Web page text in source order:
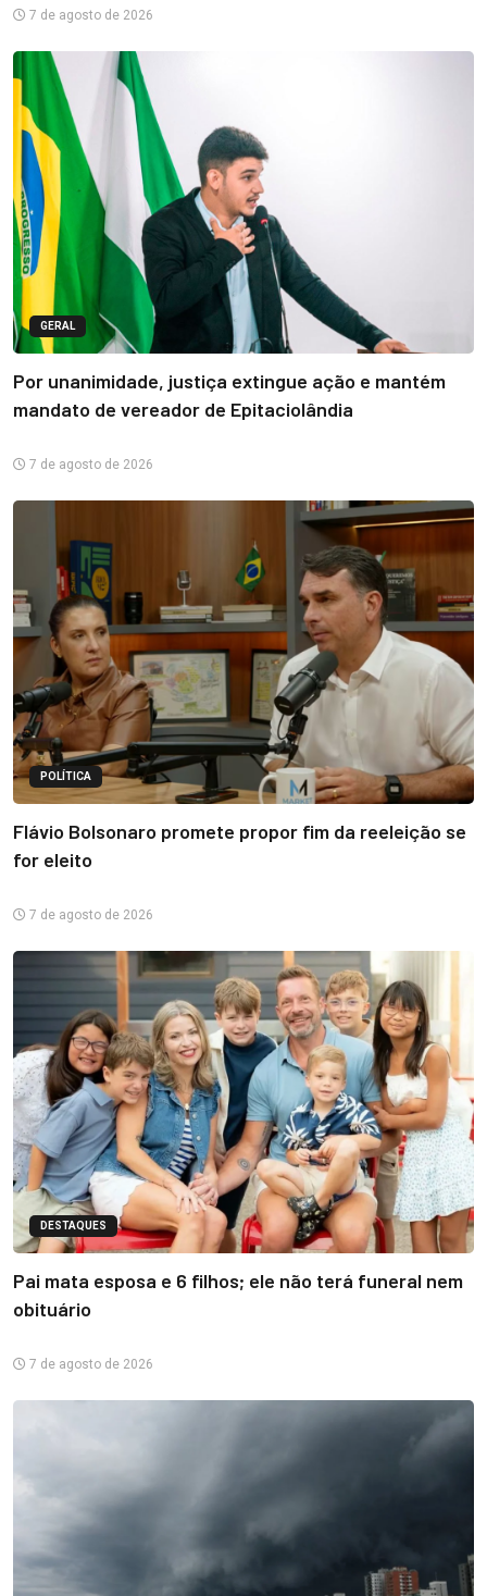
7 de agosto de 2026
GERAL
Por unanimidade, justiça extingue ação e mantém
mandato de vereador de Epitaciolândia
7 de agosto de 2026
POLÍTICA
Flávio Bolsonaro promete propor fim da reeleição se
for eleito
7 de agosto de 2026
DESTAQUES
Pai mata esposa e 6 filhos; ele não terá funeral nem
obituário
7 de agosto de 2026